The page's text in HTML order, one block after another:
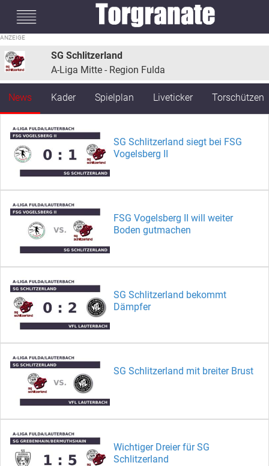
SG Schlitzerland
A-Liga Mitte - Region Fulda
News Kader Spielplan Liveticker Torschützen
SG Schlitzerland siegt bei FSG
Vogelsberg II
FSG Vogelsberg II will weiter
Boden gutmachen
SG Schlitzerland bekommt
Dämpfer
SG Schlitzerland mit breiter Brust
Wichtiger Dreier für SG
Schlitzerland